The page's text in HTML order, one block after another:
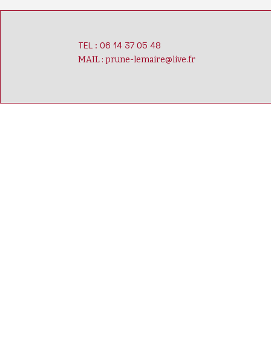
TEL : 06 14 37 05 48
MAIL : prune-lemaire@live.fr